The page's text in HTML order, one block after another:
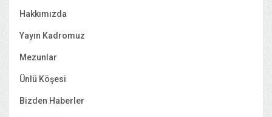
Hakkımızda
Yayın Kadromuz
Mezunlar
Ünlü Köşesi
Bizden Haberler